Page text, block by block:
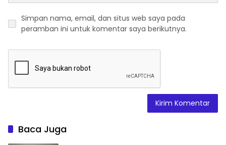
Simpan nama, email, dan situs web saya pada
peramban ini untuk komentar saya berikutnya.
Baca Juga